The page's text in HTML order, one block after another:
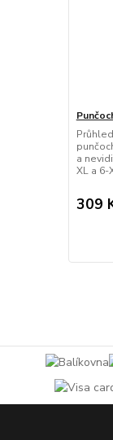
a
XL a 6-
309